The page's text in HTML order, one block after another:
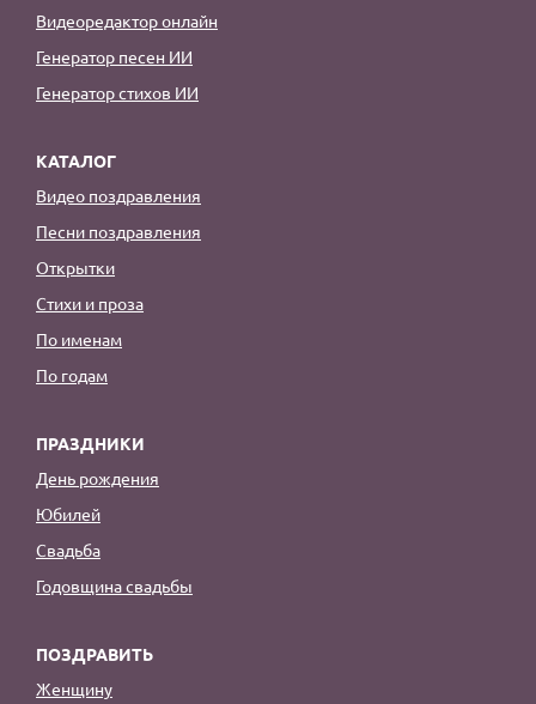
Видеоредактор онлайн
Генератор песен ИИ
Генератор стихов ИИ
КАТАЛОГ
Видео поздравления
Песни поздравления
Открытки
Стихи и проза
По именам
По годам
ПРАЗДНИКИ
День рождения
Юбилей
Свадьба
Годовщина свадьбы
ПОЗДРАВИТЬ
Женщину